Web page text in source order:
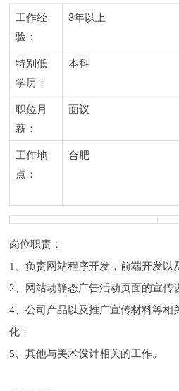
工作经
验：
3年以上
特别低
学历：
本科
职位月
薪：
面议
工作地
点：
合肥
岗位职责：
1、负责网站程序开发，前端开发以
2、网站动静态广告活动页面的宣传
4、公司产品以及推广宣传材料等相
化；
5、其他与美术设计相关的工作。